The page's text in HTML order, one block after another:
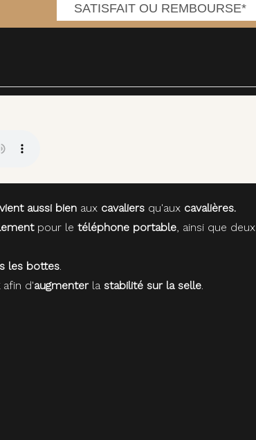
SATISFAIT OU REMBOURSE*
aussi bien aux cavaliers qu'aux cavalières.
pour le téléphone portable, ainsi que deux
les bottes.
afin d'augmenter la stabilité sur la selle.